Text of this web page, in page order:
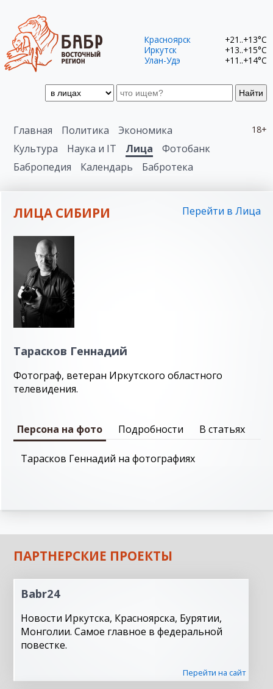
Найти
Красноярск
+21..+13°C
Иркутск
+13..+15°C
Улан-Удэ
+11..+14°C
18+
Главная Политика
Экономика
Культура
Наука и IT Лица
Фотобанк
Бабропедия
Календарь Бабротека
ЛИЦА СИБИРИ Перейти в Лица
Тарасков Геннадий
Фотограф, ветеран Иркутского областного
телевидения.
Персона на фото Подробности В статьях
Тарасков Геннадий на фотографиях
ПАРТНЕРСКИЕ ПРОЕКТЫ
Babr24
Новости Иркутска, Красноярска, Бурятии,
Монголии. Самое главное в федеральной
повестке.
Перейти на сайт